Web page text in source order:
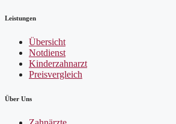
Leistungen
Übersicht
Notdienst
Kinderzahnarzt
Preisvergleich
Über Uns